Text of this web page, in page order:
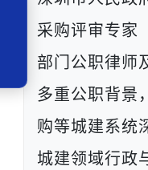
采购评审专家
部门公职律师
多重公职背景
购等城建系统
城建领域行政